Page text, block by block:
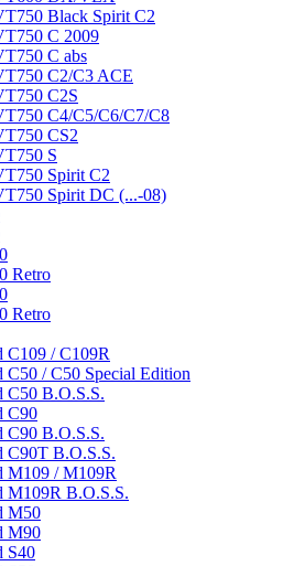
Black Spirit C2
C 2009
C abs
C2/C3 ACE
C2S
C4/C5/C6/C7/C8
CS2
S
Spirit C2
Spirit DC (...-08)
Retro
Retro
C109 / C109R
C50 / C50 Special Edition
C50 B.O.S.S.
C90
C90 B.O.S.S.
C90T B.O.S.S.
M109 / M109R
M109R B.O.S.S.
M50
M90
S40